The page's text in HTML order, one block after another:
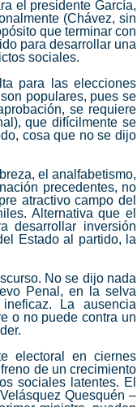
el presidente García,
(Chávez, sin
que terminar con
para desarrollar una
sociales.
para las elecciones
populares, pues se
se requiere
que difícilmente se
cosa que no se dijo
el analfabetismo,
precedentes, no
atractivo campo del
Alternativa que el
desarrollar inversión
Estado al partido, la
No se dijo nada
Penal, en la selva
La ausencia
o no puede contra un
electoral en ciernes
de un crecimiento
sociales latentes. El
Quesquén –